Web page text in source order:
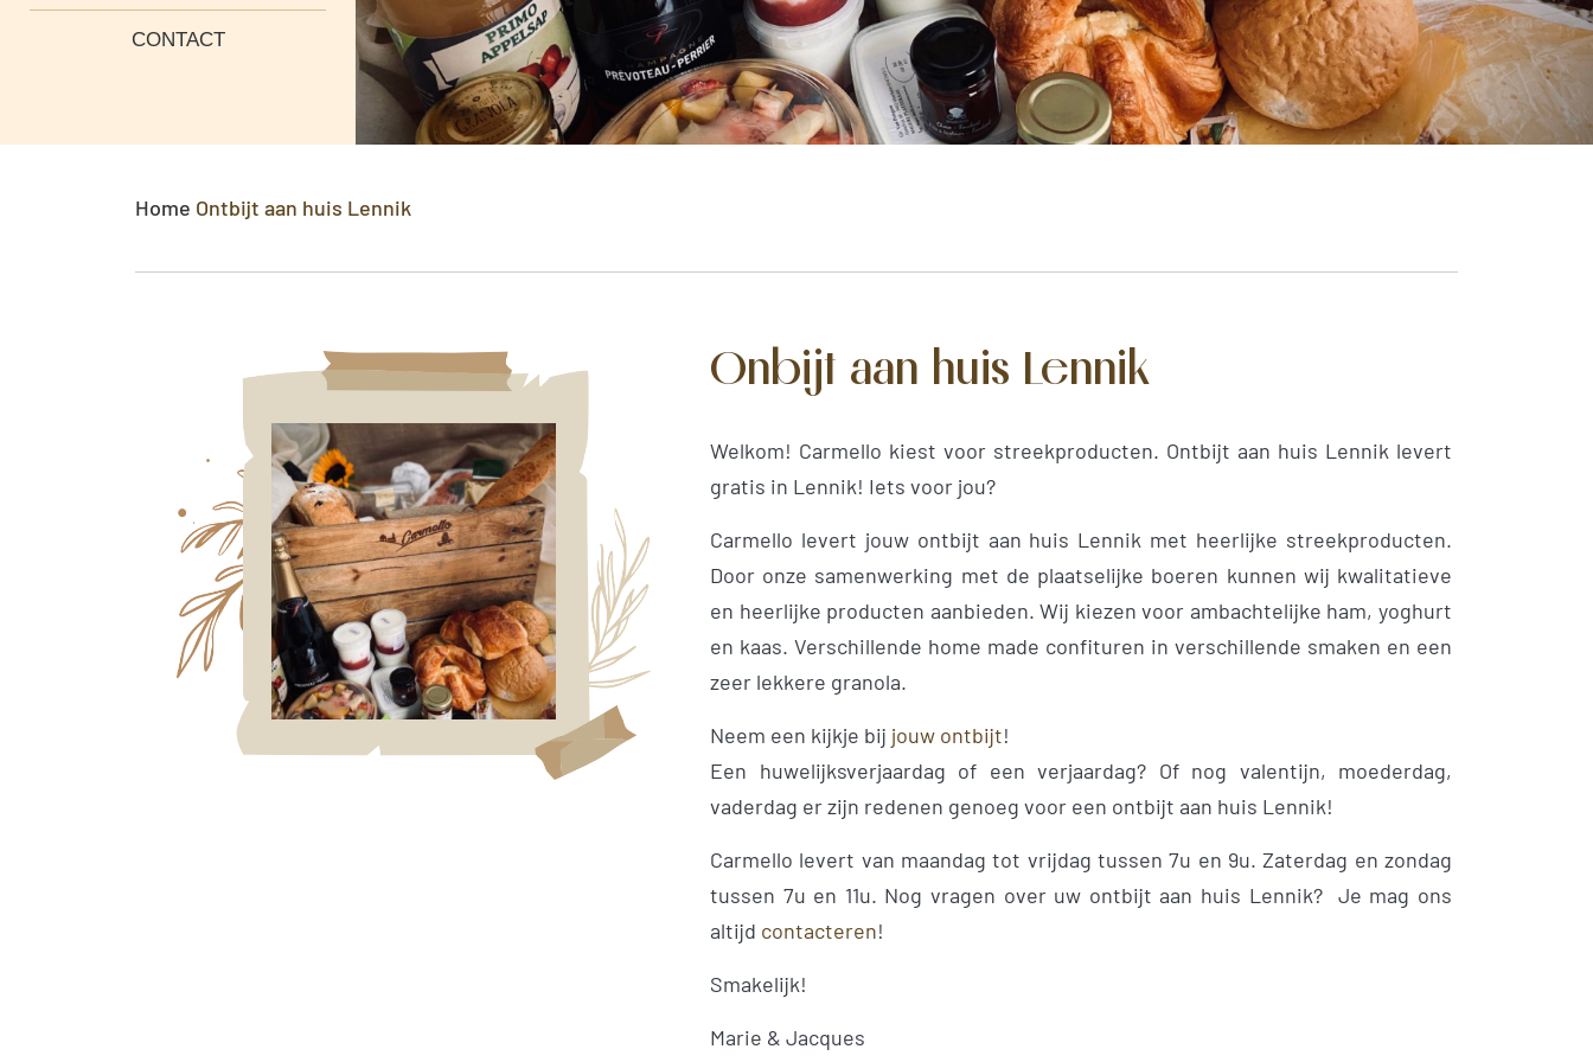
CONTACT
Home Ontbijt aan huis Lennik
Onbijt aan huis Lennik
Welkom! Carmello kiest voor streekproducten. Ontbijt aan huis Lennik levert
gratis in Lennik! Iets voor jou?
Carmello levert jouw ontbijt aan huis Lennik met heerlijke streekproducten.
Door onze samenwerking met de plaatselijke boeren kunnen wij kwalitatieve
en heerlijke producten aanbieden. Wij kiezen voor ambachtelijke ham, yoghurt
en kaas. Verschillende home made confituren in verschillende smaken en een
zeer lekkere granola.
Neem een kijkje bij jouw ontbijt!
Een huwelijksverjaardag of een verjaardag? Of nog valentijn, moederdag,
vaderdag er zijn redenen genoeg voor een ontbijt aan huis Lennik!
Carmello levert van maandag tot vrijdag tussen 7u en 9u. Zaterdag en zondag
tussen 7u en 11u. Nog vragen over uw ontbijt aan huis Lennik? Je mag ons
altijd contacteren!
Smakelijk!
Marie & Jacques